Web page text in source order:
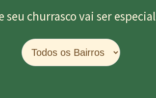
churrasco vai ser especial